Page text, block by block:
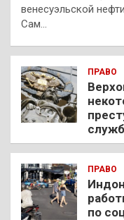
венесуэльской
Сам…
ПРАВО
ПРАВО
по